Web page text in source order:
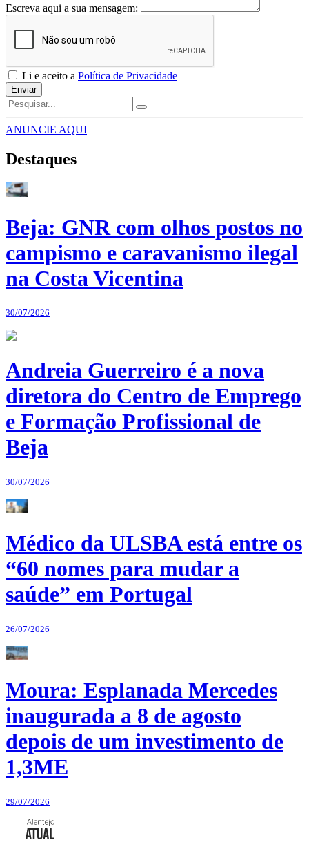
Escreva aqui a sua mensagem:
Li e aceito a Política de Privacidade
Enviar
ANUNCIE AQUI
Destaques
Beja: GNR com olhos postos no
campismo e caravanismo ilegal
na Costa Vicentina
30/07/2026
Andreia Guerreiro é a nova
diretora do Centro de Emprego
e Formação Profissional de
Beja
30/07/2026
Médico da ULSBA está entre os
“60 nomes para mudar a
saúde” em Portugal
26/07/2026
Moura: Esplanada Mercedes
inaugurada a 8 de agosto
depois de um investimento de
1,3ME
29/07/2026